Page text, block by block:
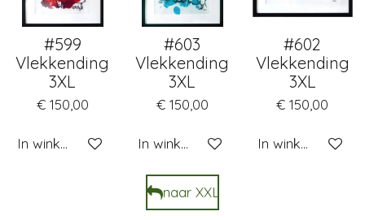
#599
Vlekkending
3XL
€ 150,00
In winkelwagen
#603
Vlekkending
3XL
€ 150,00
In winkelwagen
#602
Vlekkending
3XL
€ 150,00
In winkelwagen
naar XXL